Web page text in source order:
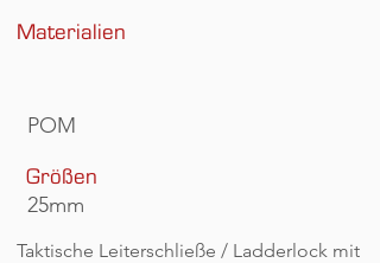
Materialien
POM
Größen
25mm
Taktische Leiterschließe / Ladderlock mit